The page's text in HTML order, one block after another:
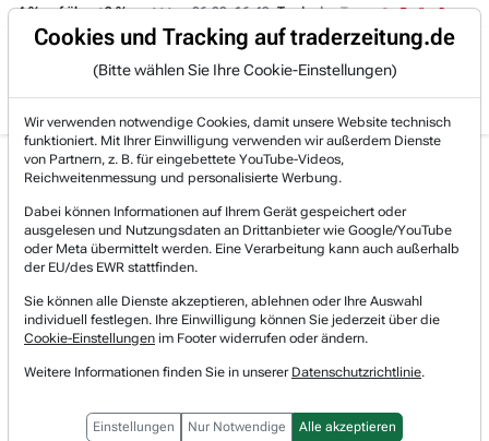
Trading-Room
% auf über +3 %. 06.08. 16:49 Trade des Tages 06.08.
Gratis Account Login
Jetzt registrieren und gratis Artikel lesen.
Bereits bei TraderFox registriert? Jetzt anmelden!
Home Lists & Rankings
Top-Wachstumsaktien-Umsatz
Coinbase: Bernstein hebt Kursziel auf 510 USD – ...
Coinbase Global Watchlist
Coinbase: Bernstein hebt Kursziel
auf 510 USD – Regulierung sorgt für
Rallye
Cookies und Tracking auf traderzeitung.de
(Bitte wählen Sie Ihre Cookie-Einstellungen)
Wir verwenden notwendige Cookies, damit unsere Website technisch
funktioniert. Mit Ihrer Einwilligung verwenden wir außerdem Dienste
von Partnern, z. B. für eingebettete YouTube-Videos,
Reichweitenmessung und personalisierte Werbung.
Dabei können Informationen auf Ihrem Gerät gespeichert oder
ausgelesen und Nutzungsdaten an Drittanbieter wie Google/YouTube
oder Meta übermittelt werden. Eine Verarbeitung kann auch außerhalb
der EU/des EWR stattfinden.
Sie können alle Dienste akzeptieren, ablehnen oder Ihre Auswahl
individuell festlegen. Ihre Einwilligung können Sie jederzeit über die
Cookie-Einstellungen im Footer widerrufen oder ändern.
Weitere Informationen finden Sie in unserer Datenschutzrichtlinie.
Einstellungen Nur Notwendige Alle akzeptieren